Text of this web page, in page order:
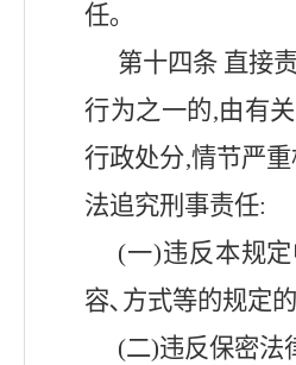
任｡
第十四条 直接
行为之一的,由有
行政处分,情节严
法追究刑事责任:
(一)违反本规
容､方式等的规定
(二)违反保密法